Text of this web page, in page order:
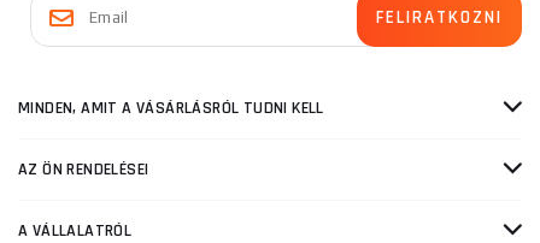
MINDEN, AMIT A VÁSÁRLÁSRÓL TUDNI KELL
AZ ÖN RENDELÉSEI
A VÁLLALATRÓL